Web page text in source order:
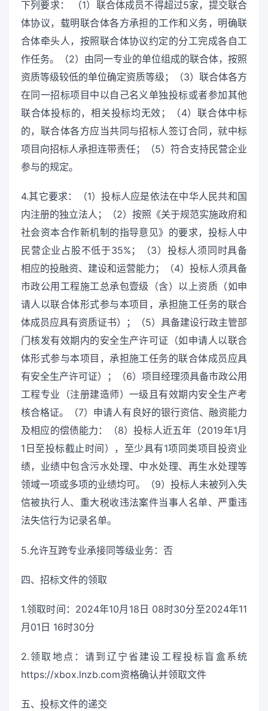
下列要求： （1）联合体成员不得超过5家，提交联合
体协议，载明联合体各方承担的工作和义务，明确联
合体牵头人，按照联合体协议约定的分工完成各自工
作任务。（2）由同一专业的单位组成的联合体，按照
资质等级较低的单位确定资质等级；（3）联合体各方
在同一招标项目中以自己名义单独投标或者参加其他
联合体投标的，相关投标均无效；（4）联合体中标
的，联合体各方应当共同与招标人签订合同，就中标
项目向招标人承担连带责任；（5）符合支持民营企业
参与的规定。
4.其它要求：（1）投标人应是依法在中华人民共和国
内注册的独立法人；（2）按照《关于规范实施政府和
社会资本合作新机制的指导意见》的要求，投标人中
民营企业占股不低于35%；（3）投标人须同时具备
相应的投融资、建设和运营能力；（4）投标人须具备
市政公用工程施工总承包壹级（含）以上资质（如申
请人以联合体形式参与本项目，承担施工任务的联合
体成员应具有资质证书）；（5）具备建设行政主管部
门核发有效期内的安全生产许可证（如申请人以联合
体形式参与本项目，承担施工任务的联合体成员应具
有安全生产许可证）；（6）项目经理须具备市政公用
工程专业（注册建造师）一级且有效期内安全生产考
核合格证。（7）申请人有良好的银行资信、融资能力
及相应的偿债能力：（8）投标人近五年（2019年1月
1日至投标截止时间），至少具有1项同类项目投资业
绩，业绩中包含污水处理、中水处理、再生水处理等
领域一项或多项的业绩均可。（9）投标人未被列入失
信被执行人、重大税收违法案件当事人名单、严重违
法失信行为记录名单。
5.允许互跨专业承接同等级业务：否
四、招标文件的领取
1.领取时间：2024年10月18日 08时30分至2024年11
月01日 16时30分
2.领取地点：请到辽宁省建设工程投标盲盒系统
https://xbox.lnzb.com资格确认并领取文件
五、投标文件的递交